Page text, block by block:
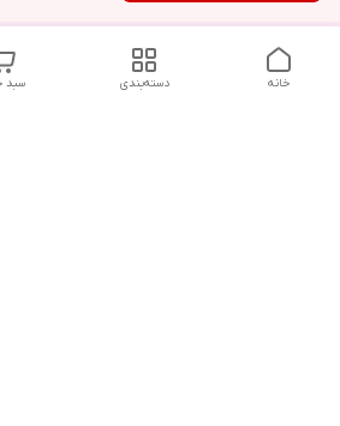
سبد دسته‌بندی خانه